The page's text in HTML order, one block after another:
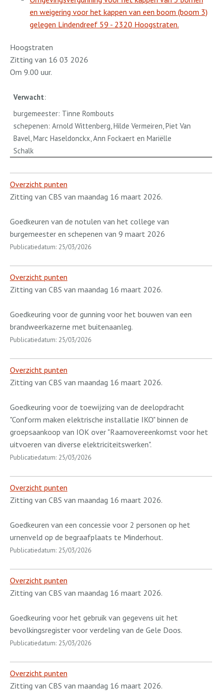
en weigering voor het kappen van een boom (boom 3)
gelegen Lindendreef 59 - 2320 Hoogstraten.
Hoogstraten
Zitting van 16 03 2026
Om 9.00 uur.
Verwacht:
burgemeester: Tinne Rombouts
schepenen: Arnold Wittenberg, Hilde Vermeiren, Piet Van
Bavel, Marc Haseldonckx, Ann Fockaert en Mariëlle
Schalk
Overzicht punten
Zitting van CBS van maandag 16 maart 2026.
Goedkeuren van de notulen van het college van
burgemeester en schepenen van 9 maart 2026
Publicatiedatum: 25/03/2026
Overzicht punten
Zitting van CBS van maandag 16 maart 2026.
Goedkeuring voor de gunning voor het bouwen van een
brandweerkazerne met buitenaanleg.
Publicatiedatum: 25/03/2026
Overzicht punten
Zitting van CBS van maandag 16 maart 2026.
Goedkeuring voor de toewijzing van de deelopdracht
"Conform maken elektrische installatie IKO" binnen de
groepsaankoop van IOK over "Raamovereenkomst voor het
uitvoeren van diverse elektriciteitswerken".
Publicatiedatum: 25/03/2026
Overzicht punten
Zitting van CBS van maandag 16 maart 2026.
Goedkeuren van een concessie voor 2 personen op het
urnenveld op de begraafplaats te Minderhout.
Publicatiedatum: 25/03/2026
Overzicht punten
Zitting van CBS van maandag 16 maart 2026.
Goedkeuring voor het gebruik van gegevens uit het
bevolkingsregister voor verdeling van de Gele Doos.
Publicatiedatum: 25/03/2026
Overzicht punten
Zitting van CBS van maandag 16 maart 2026.